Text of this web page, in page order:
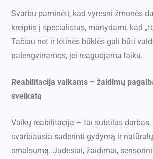
Svarbu paminėti, kad vyresni žmonės
kreiptis į specialistus, manydami, kad
Tačiau net ir lėtinės būklės gali būti
palengvinamos, jei reaguojama laiku.
Reabilitacija vaikams – žaidimų
sveikatą
Vaikų reabilitacija – tai subtilus darbas,
svarbiausia suderinti gydymą ir
smalsumą. Judesiai, žaidimai,